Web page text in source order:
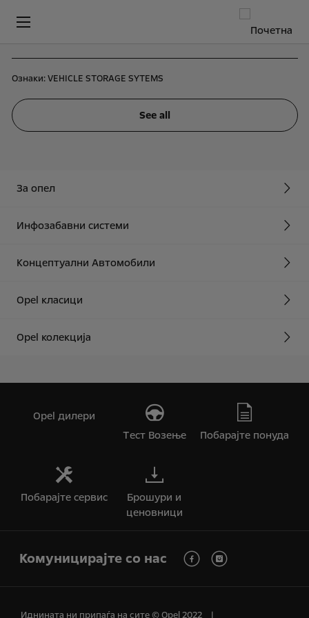
Ознаки:VEHICLE STORAGE SYTEMS
See all
За опел
Инфозабавни системи
Концептуални Автомобили
Opel класици
Opel колекција
Opel дилери
Tест Bозење
Побарајте понуда
Побарајте сервис
Брошури и
ценовници
Комуницирајте со нас
Иднината ни припаѓа на сите © Opel 2022